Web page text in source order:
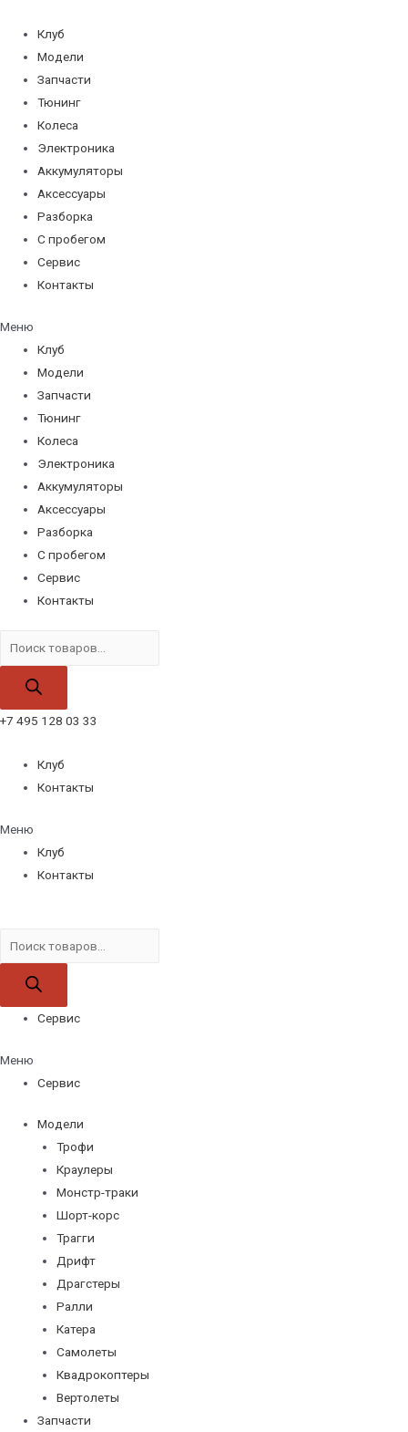
содержимому
Клуб
Модели
Запчасти
Тюнинг
Колеса
Электроника
Аккумуляторы
Аксессуары
Разборка
С пробегом
Сервис
Контакты
Меню
Клуб
Модели
Запчасти
Тюнинг
Колеса
Электроника
Аккумуляторы
Аксессуары
Разборка
С пробегом
Сервис
Контакты
товаров
+7 495 128 03 33
Клуб
Контакты
Меню
Клуб
Контакты
товаров
Сервис
Меню
Сервис
Модели
Трофи
Краулеры
Монстр-траки
Шорт-корс
Трагги
Дрифт
Драгстеры
Ралли
Катера
Самолеты
Квадрокоптеры
Вертолеты
Запчасти